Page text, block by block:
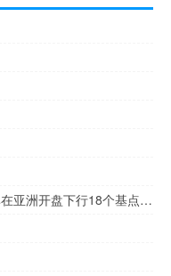
美国国债大幅高开10年期美债收益率在亚洲开盘下行18个基点报4.62%2年期美债收益率下行15个基点至4.92%5年期美债收益率下行19个基点至4.57%30年期美债收益率下行16个基点至4.81%